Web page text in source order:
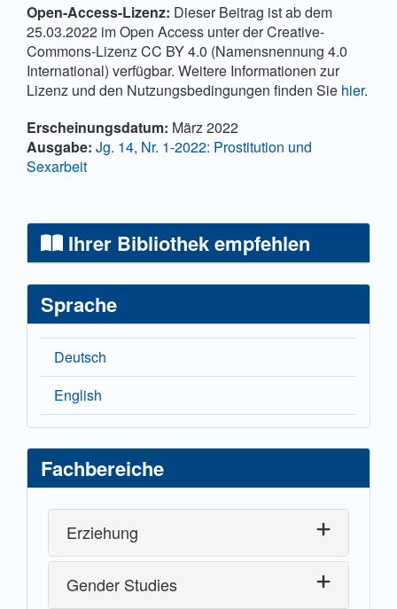
Open-Access-Lizenz: Dieser Beitrag ist ab dem
25.03.2022 im Open Access unter der Creative-
Commons-Lizenz CC BY 4.0 (Namensnennung 4.0
International) verfügbar. Weitere Informationen zur
Lizenz und den Nutzungsbedingungen finden Sie hier.
Artikel-Details
Erscheinungsdatum: März 2022
Ausgabe: Jg. 14, Nr. 1-2022: Prostitution und
Sexarbeit
Ihrer Bibliothek empfehlen
Sprache
Deutsch
English
Fachbereiche
Erziehung
Gender Studies